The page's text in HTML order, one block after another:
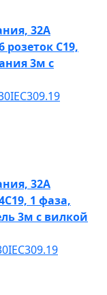
32А
розеток C19,
3м с
32А
1 фаза,
3м с вилкой